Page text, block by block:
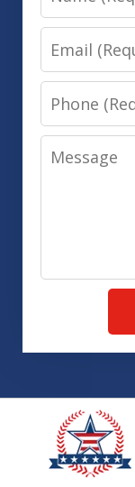
Email
Phone
Message